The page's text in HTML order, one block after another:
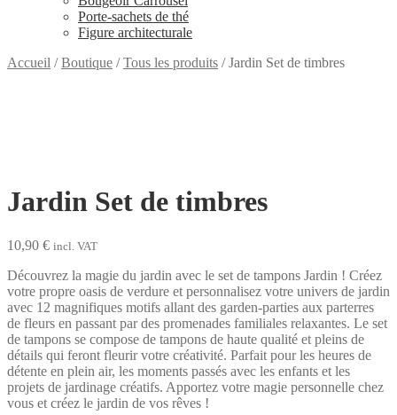
Porte-sachets de thé
Figure architecturale
Accueil /Boutique /Tous les produits /Jardin Set de timbres
Jardin Set de timbres
10,90 € incl. VAT
Découvrez la magie du jardin avec le set de tampons Jardin ! Créez
votre propre oasis de verdure et personnalisez votre univers de jardin
avec 12 magnifiques motifs allant des garden-parties aux parterres
de fleurs en passant par des promenades familiales relaxantes. Le set
de tampons se compose de tampons de haute qualité et pleins de
détails qui feront fleurir votre créativité. Parfait pour les heures de
détente en plein air, les moments passés avec les enfants et les
projets de jardinage créatifs. Apportez votre magie personnelle chez
vous et créez le jardin de vos rêves !